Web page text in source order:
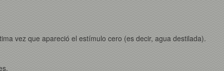
vez que apareció el estímulo cero (es decir, agua destilada).